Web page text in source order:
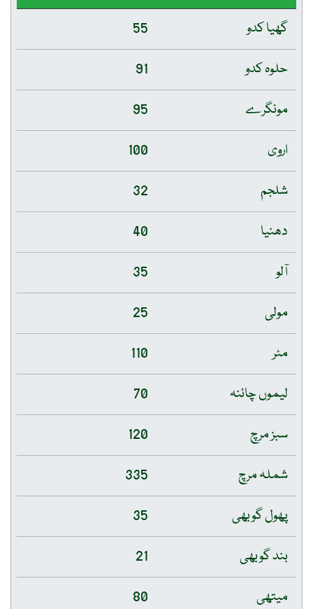
گھیا کدو
55
حلوہ کدو
91
مونگرے
95
اروی
100
شلجم
32
دھنیا
40
آلو
35
مولی
25
مٹر
110
لیموں چائنہ
70
سبز مرچ
120
شملہ مرچ
335
پھول گوبھی
35
بند گوبھی
21
میتھی
80